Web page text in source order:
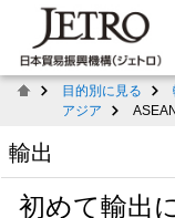
目的別に見る
アジア
ASEAN
輸出
初めて輸出